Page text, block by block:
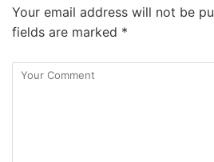
Your email address will not be
fields are marked *